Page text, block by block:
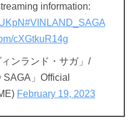
information:
#VINLAND_SAGA
cXGtkuR14g
ンランド・サガ」/
SAGA」Official
February 19, 2023